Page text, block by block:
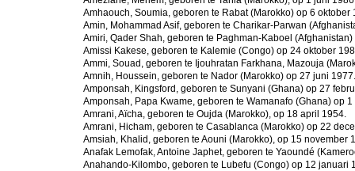
Amhaouch, Soumia, geboren te Rabat (Marokko) op 6 oktober
Amin, Mohammad Asif, geboren te Charikar-Parwan
Amiri, Qader Shah, geboren te Paghman-Kaboel
Amissi Kakese, geboren te Kalemie (Congo) op 24 oktober
Ammi, Souad, geboren te Ijouhratan Farkhana, Mazouja
Amnih, Houssein, geboren te Nador (Marokko) op 27 juni 1977.
Amponsah, Kingsford, geboren te Sunyani (Ghana) op 27
Amponsah, Papa Kwame, geboren te Wamanafo (Ghana) op
Amrani, Aïcha, geboren te Oujda (Marokko), op 18 april 1954.
Amrani, Hicham, geboren te Casablanca (Marokko) op 22
Amsiah, Khalid, geboren te Aouni (Marokko), op 15 november
Anafak Lemofak, Antoine Japhet, geboren te Yaoundé
Anahando-Kilombo, geboren te Lubefu (Congo) op 12 januari